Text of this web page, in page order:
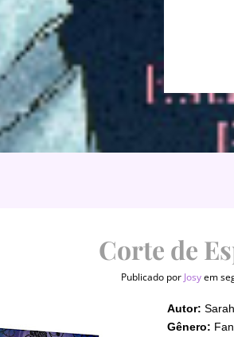
Corte de
Publicado por Josyem
Autor:
Gênero: